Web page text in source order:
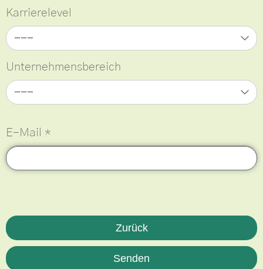
Karrierelevel
---
Unternehmensbereich
---
E-Mail *
Zurück
Senden